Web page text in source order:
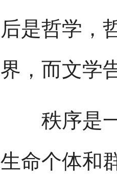
后是哲学，
界，而文学
秩序是一
生命个体和